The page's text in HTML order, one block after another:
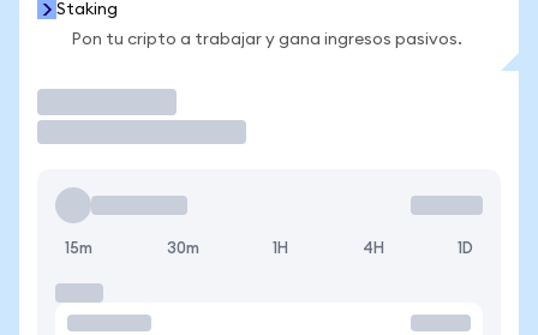
Staking
Pon tu cripto a trabajar y gana ingresos pasivos.
15m 30m 1H 4H 1D